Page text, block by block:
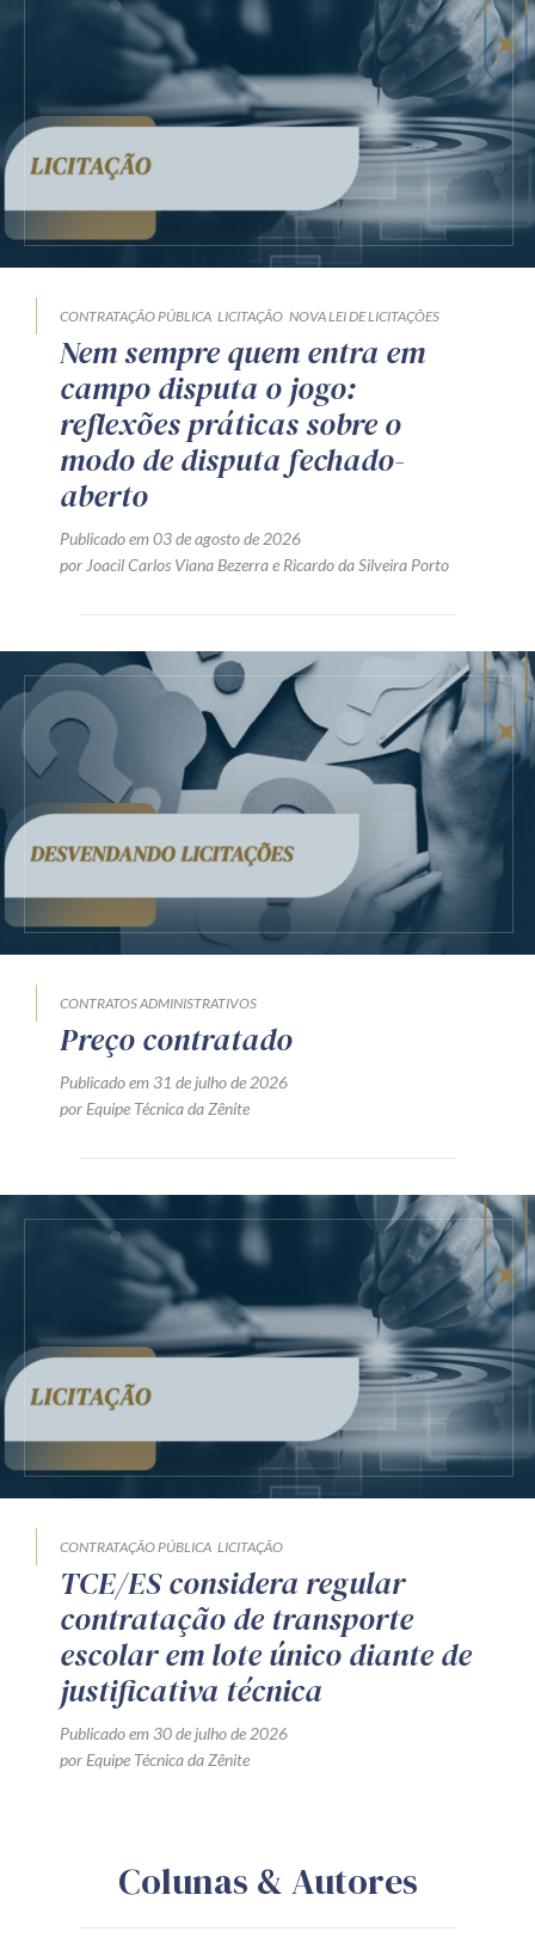
CONTRATAÇÃO PÚBLICA LICITAÇÃO NOVA LEI DE LICITAÇÕES
Nem sempre quem entra em
campo disputa o jogo:
reflexões práticas sobre o
modo de disputa fechado-
aberto
Publicado em 03 de agosto de 2026
por Joacil Carlos Viana Bezerrae Ricardo da Silveira Porto
CONTRATOS ADMINISTRATIVOS
Preço contratado
Publicado em 31 de julho de 2026
por Equipe Técnica da Zênite
CONTRATAÇÃO PÚBLICA LICITAÇÃO
TCE/ES considera regular
contratação de transporte
escolar em lote único diante de
justificativa técnica
Publicado em 30 de julho de 2026
por Equipe Técnica da Zênite
Colunas & Autores